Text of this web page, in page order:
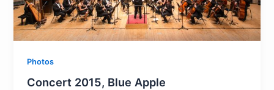
Photos
Concert 2015, Blue Apple